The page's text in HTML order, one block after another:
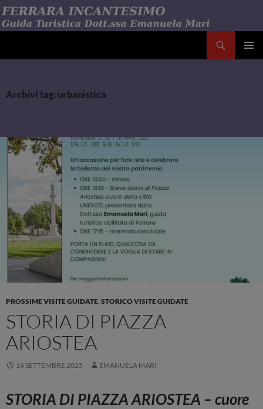
Vai
al
contenuto
Archivi tag: urbanistica
PROSSIME VISITE GUIDATE, STORICO VISITE GUIDATE
STORIA DI PIAZZA
ARIOSTEA
14 SETTEMBRE 2025 EMANUELA MARI
STORIA DI PIAZZA ARIOSTEA – cuore